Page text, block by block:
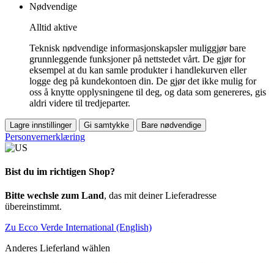
Nødvendige
Alltid aktive
Teknisk nødvendige informasjonskapsler muliggjør bare
grunnleggende funksjoner på nettstedet vårt. De gjør for
eksempel at du kan samle produkter i handlekurven eller
logge deg på kundekontoen din. De gjør det ikke mulig for
oss å knytte opplysningene til deg, og data som genereres, gis
aldri videre til tredjeparter.
Lagre innstillinger Gi samtykke Bare nødvendige
Personvernerklæring
Bist du im richtigen Shop?
Bitte wechsle zum Land, das mit deiner Lieferadresse
übereinstimmt.
Zu Ecco Verde International (English)
Anderes Lieferland wählen